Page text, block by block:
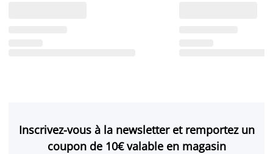
Inscrivez-vous à la newsletter et remportez un
coupon de 10€ valable en magasin